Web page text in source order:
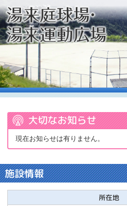
大切なお知らせ
現在お知らせは有りません。
施設情報
所在地